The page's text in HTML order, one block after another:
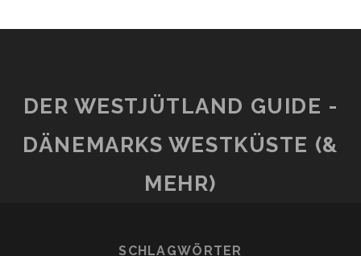
DER WESTJÜTLAND GUIDE -
DÄNEMARKS WESTKÜSTE (&
MEHR)
SCHLAGWÖRTER